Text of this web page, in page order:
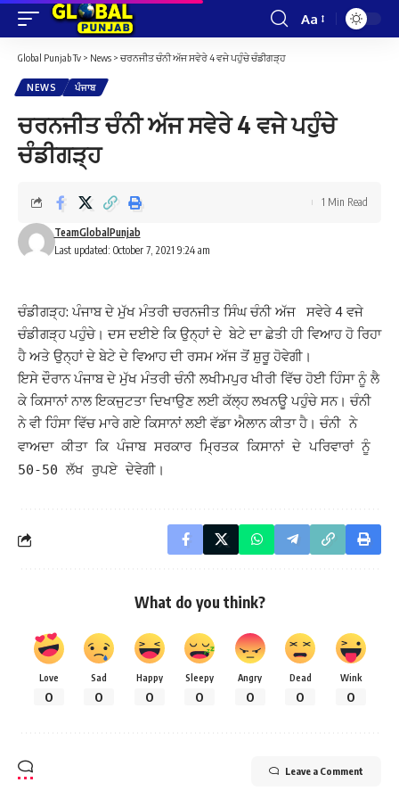
Font
Aa
Global Punjab Tv > News > ਚਰਨਜੀਤ ਚੰਨੀ ਅੱਜ ਸਵੇਰੇ 4 ਵਜੇ ਪਹੁੰਚੇ ਚੰਡੀਗੜ੍ਹ
NEWS ਪੰਜਾਬ
ਚਰਨਜੀਤ ਚੰਨੀ ਅੱਜ ਸਵੇਰੇ 4 ਵਜੇ ਪਹੁੰਚੇ
ਚੰਡੀਗੜ੍ਹ
Last updated: October 7, 2021 9:24 am
TeamGlobalPunjab
1 Min Read
ਚੰਡੀਗੜ੍ਹ: ਪੰਜਾਬ ਦੇ ਮੁੱਖ ਮੰਤਰੀ ਚਰਨਜੀਤ ਸਿੰਘ ਚੰਨੀ ਅੱਜ ਸਵੇਰੇ 4 ਵਜੇ
ਚੰਡੀਗੜ੍ਹ ਪਹੁੰਚੇ। ਦਸ ਦਈਏ ਕਿ ਉਨ੍ਹਾਂ ਦੇ ਬੇਟੇ ਦਾ ਛੇਤੀ ਹੀ ਵਿਆਹ ਹੋ ਰਿਹਾ
ਹੈ ਅਤੇ ਉਨ੍ਹਾਂ ਦੇ ਬੇਟੇ ਦੇ ਵਿਆਹ ਦੀ ਰਸਮ ਅੱਜ ਤੋਂ ਸ਼ੁਰੂ ਹੋਵੇਗੀ।
ਇਸੇ ਦੌਰਾਨ ਪੰਜਾਬ ਦੇ ਮੁੱਖ ਮੰਤਰੀ ਚੰਨੀ ਲਖੀਮਪੁਰ ਖੀਰੀ ਵਿੱਚ ਹੋਈ ਹਿੰਸਾ ਨੂੰ ਲੈ
ਕੇ ਕਿਸਾਨਾਂ ਨਾਲ ਇਕਜੁਟਤਾ ਦਿਖਾਉਣ ਲਈ ਕੱਲ੍ਹ ਲਖਨਊ ਪਹੁੰਚੇ ਸਨ। ਚੰਨੀ
ਨੇ ਵੀ ਹਿੰਸਾ ਵਿੱਚ ਮਾਰੇ ਗਏ ਕਿਸਾਨਾਂ ਲਈ ਵੱਡਾ ਐਲਾਨ ਕੀਤਾ ਹੈ। ਚੰਨੀ ਨੇ
ਵਾਅਦਾ ਕੀਤਾ ਕਿ ਪੰਜਾਬ ਸਰਕਾਰ ਮ੍ਰਿਤਕ ਕਿਸਾਨਾਂ ਦੇ ਪਰਿਵਾਰਾਂ ਨੂੰ
50-50 ਲੱਖ ਰੁਪਏ ਦੇਵੇਗੀ।
What do you think?
Love
0
Sad
0
Happy
0
Sleepy
0
Angry
0
Dead
0
Wink
0
Leave a Comment